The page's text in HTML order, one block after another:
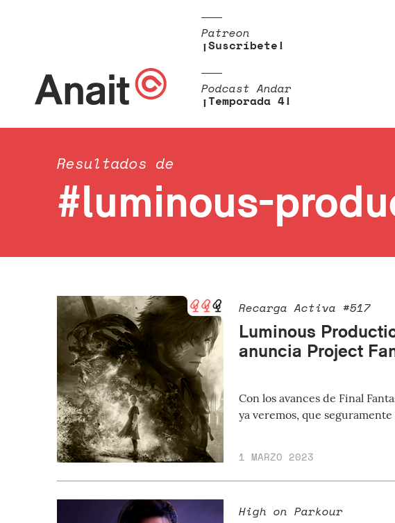
Patreon
¡Suscríbete!
Podcast Andar
¡Temporada 4!
Resultados de
#luminous-
Recarga Activa #517
Luminous
anuncia Project
Con los avances de Final
ya veremos, que
1 MARZO 2023
High on Parkour